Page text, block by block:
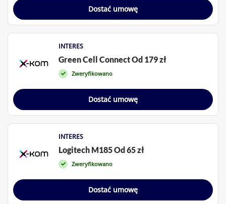
Dostać umowę
INTERES
Green Cell Connect Od 179 zł
Zweryfikowano
Dostać umowę
INTERES
Logitech M185 Od 65 zł
Zweryfikowano
Dostać umowę